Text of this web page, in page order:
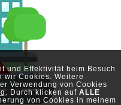
und Effektivität beim Besuch
wir Cookies. Weitere
Verwendung von Cookies
. Durch klicken auf ALLE
von Cookies in meinem